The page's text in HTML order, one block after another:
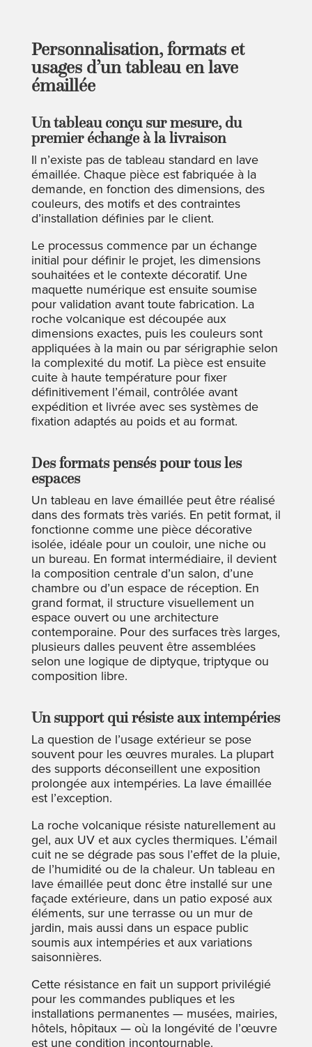
Personnalisation, formats et
usages d’un tableau en lave
émaillée
Un tableau conçu sur mesure, du
premier échange à la livraison
Il n’existe pas de tableau standard en lave
émaillée. Chaque pièce est fabriquée à la
demande, en fonction des dimensions, des
couleurs, des motifs et des contraintes
d’installation définies par le client.
Le processus commence par un échange
initial pour définir le projet, les dimensions
souhaitées et le contexte décoratif. Une
maquette numérique est ensuite soumise
pour validation avant toute fabrication. La
roche volcanique est découpée aux
dimensions exactes, puis les couleurs sont
appliquées à la main ou par sérigraphie selon
la complexité du motif. La pièce est ensuite
cuite à haute température pour fixer
définitivement l’émail, contrôlée avant
expédition et livrée avec ses systèmes de
fixation adaptés au poids et au format.
Des formats pensés pour tous les
espaces
Un tableau en lave émaillée peut être réalisé
dans des formats très variés. En petit format, il
fonctionne comme une pièce décorative
isolée, idéale pour un couloir, une niche ou
un bureau. En format intermédiaire, il devient
la composition centrale d’un salon, d’une
chambre ou d’un espace de réception. En
grand format, il structure visuellement un
espace ouvert ou une architecture
contemporaine. Pour des surfaces très larges,
plusieurs dalles peuvent être assemblées
selon une logique de diptyque, triptyque ou
composition libre.
Un support qui résiste aux intempéries
La question de l’usage extérieur se pose
souvent pour les œuvres murales. La plupart
des supports déconseillent une exposition
prolongée aux intempéries. La lave émaillée
est l’exception.
La roche volcanique résiste naturellement au
gel, aux UV et aux cycles thermiques. L’émail
cuit ne se dégrade pas sous l’effet de la pluie,
de l’humidité ou de la chaleur. Un tableau en
lave émaillée peut donc être installé sur une
façade extérieure, dans un patio exposé aux
éléments, sur une terrasse ou un mur de
jardin, mais aussi dans un espace public
soumis aux intempéries et aux variations
saisonnières.
Cette résistance en fait un support privilégié
pour les commandes publiques et les
installations permanentes — musées, mairies,
hôtels, hôpitaux — où la longévité de l’œuvre
est une condition incontournable.